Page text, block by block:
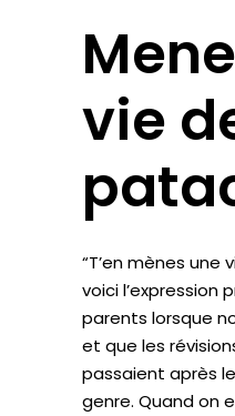
vie
“T’en mènes une
voici l’expression
parents lorsque
et que les
passaient après
genre. Quand on